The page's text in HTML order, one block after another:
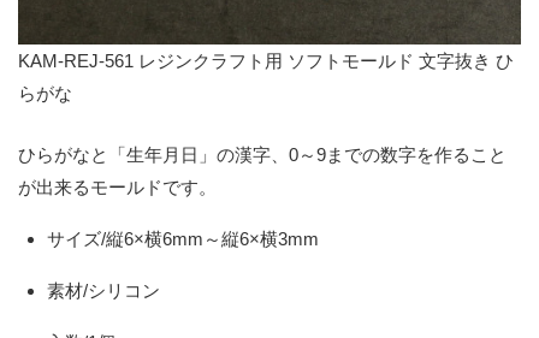
KAM-REJ-561 レジンクラフト用 ソフトモールド 文字抜き ひ
らがな
ひらがなと「生年月日」の漢字、0～9までの数字を作ること
が出来るモールドです。
サイズ/縦6×横6mm～縦6×横3mm
素材/シリコン